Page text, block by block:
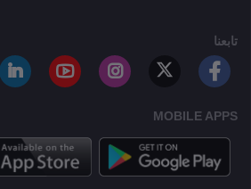
تابعنا
MOBILE APPS